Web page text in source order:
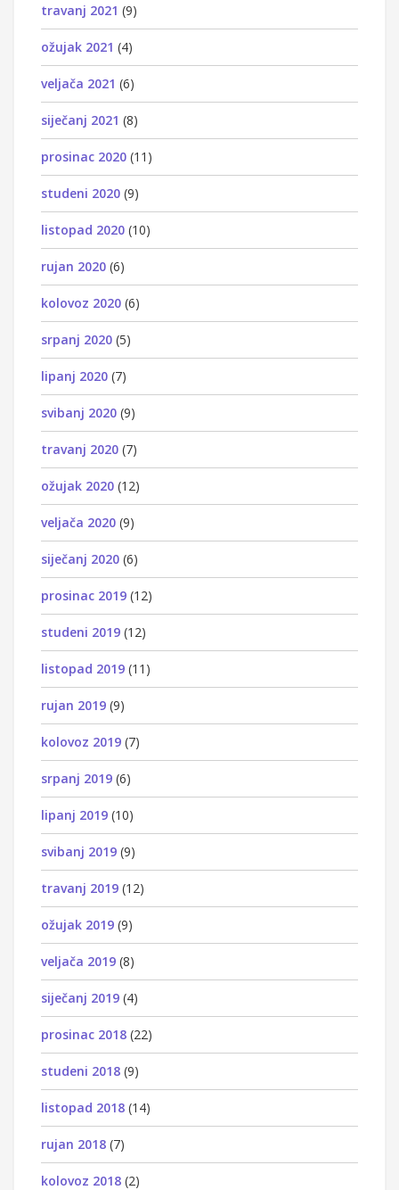
travanj 2021 (9)
ožujak 2021 (4)
veljača 2021 (6)
siječanj 2021 (8)
prosinac 2020 (11)
studeni 2020 (9)
listopad 2020 (10)
rujan 2020 (6)
kolovoz 2020 (6)
srpanj 2020 (5)
lipanj 2020 (7)
svibanj 2020 (9)
travanj 2020 (7)
ožujak 2020 (12)
veljača 2020 (9)
siječanj 2020 (6)
prosinac 2019 (12)
studeni 2019 (12)
listopad 2019 (11)
rujan 2019 (9)
kolovoz 2019 (7)
srpanj 2019 (6)
lipanj 2019 (10)
svibanj 2019 (9)
travanj 2019 (12)
ožujak 2019 (9)
veljača 2019 (8)
siječanj 2019 (4)
prosinac 2018 (22)
studeni 2018 (9)
listopad 2018 (14)
rujan 2018 (7)
kolovoz 2018 (2)